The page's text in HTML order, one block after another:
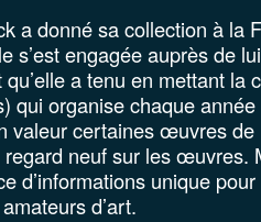
a donné sa collection à la
s’est engagée auprès de
a tenu en mettant la
qui organise chaque
valeur certaines œuvres
neuf sur les œuvres.
d’informations unique
d’art.